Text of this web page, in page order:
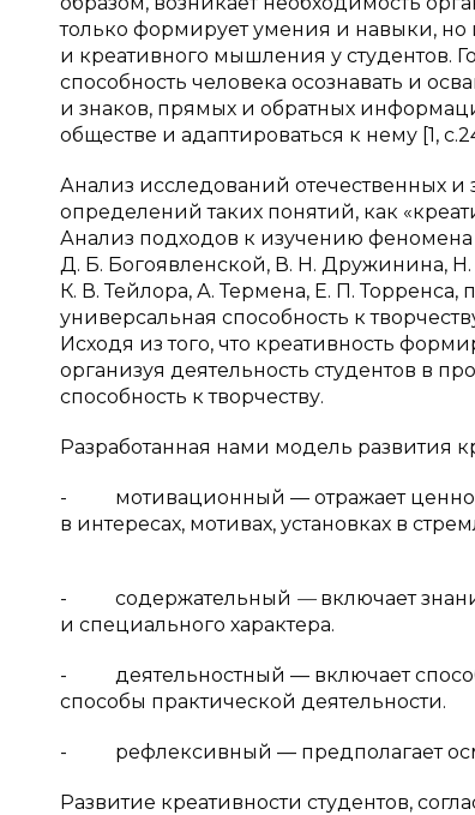
только формирует умения и навыки,
и креативного мышления у студентов.
способность человека осознавать и
и знаков, прямых и обратных
обществе и адаптироваться к нему [1,
Анализ исследований отечественных и
определений таких понятий, как
Анализ подходов к изучению феномена
Д. Б. Богоявленской, В. Н. Дружинина,
К. В. Тейлора, А. Термена, Е. П. Торренса,
универсальная способность к
Исходя из того, что креативность
организуя деятельность студентов в
способность к творчеству.
Разработанная нами модель развития
- мотивационный — отражает
в интересах, мотивах, установках в
- содержательный —включает
и специального характера.
- деятельностный — включает
способы практической деятельности.
- рефлексивный — предполагает
Развитие креативности студентов,